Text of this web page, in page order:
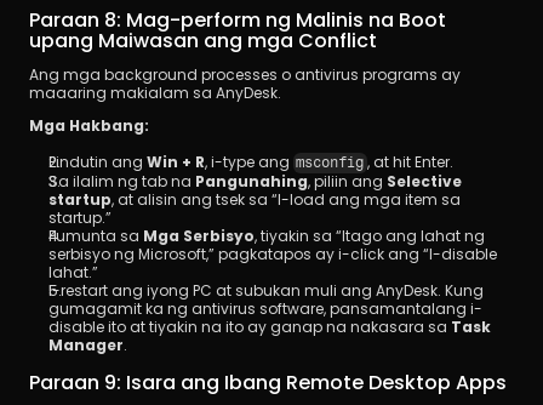
Paraan 8: Mag-perform ng Malinis na Boot
upang Maiwasan ang mga Conflict
Ang mga background processes o antivirus programs ay
maaaring makialam sa AnyDesk.
Mga Hakbang:
Pindutin ang Win + R, i-type ang msconfig, at hit Enter.
Sa ilalim ng tab na Pangunahing, piliin ang Selective
startup, at alisin ang tsek sa “I-load ang mga item sa
startup.”
Pumunta sa Mga Serbisyo, tiyakin sa “Itago ang lahat ng
serbisyo ng Microsoft,” pagkatapos ay i-click ang “I-disable
lahat.”
I-restart ang iyong PC at subukan muli ang AnyDesk. Kung
gumagamit ka ng antivirus software, pansamantalang i-
disable ito at tiyakin na ito ay ganap na nakasara sa Task
Manager.
Paraan 9: Isara ang Ibang Remote Desktop Apps